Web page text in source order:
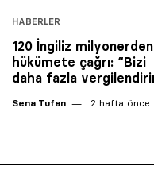
HABERLER
120 İngiliz milyonerden
hükümete çağrı: “Bizi
daha fazla
Sena Tufan 2 hafta önce